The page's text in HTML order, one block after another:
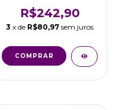
Belletonn
R$242,90
3 x de R$80,97 sem juros